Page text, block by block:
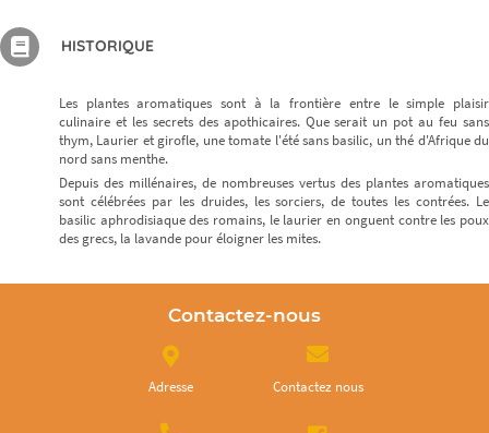
HISTORIQUE
Les plantes aromatiques sont à la frontière entre le simple plaisir
culinaire et les secrets des apothicaires. Que serait un pot au feu sans
thym, Laurier et girofle, une tomate l'été sans basilic, un thé d'Afrique du
nord sans menthe.
Depuis des millénaires, de nombreuses vertus des plantes aromatiques
sont célébrées par les druides, les sorciers, de toutes les contrées. Le
basilic aphrodisiaque des romains, le laurier en onguent contre les poux
des grecs, la lavande pour éloigner les mites.
Contactez-nous
Adresse Contactez nous